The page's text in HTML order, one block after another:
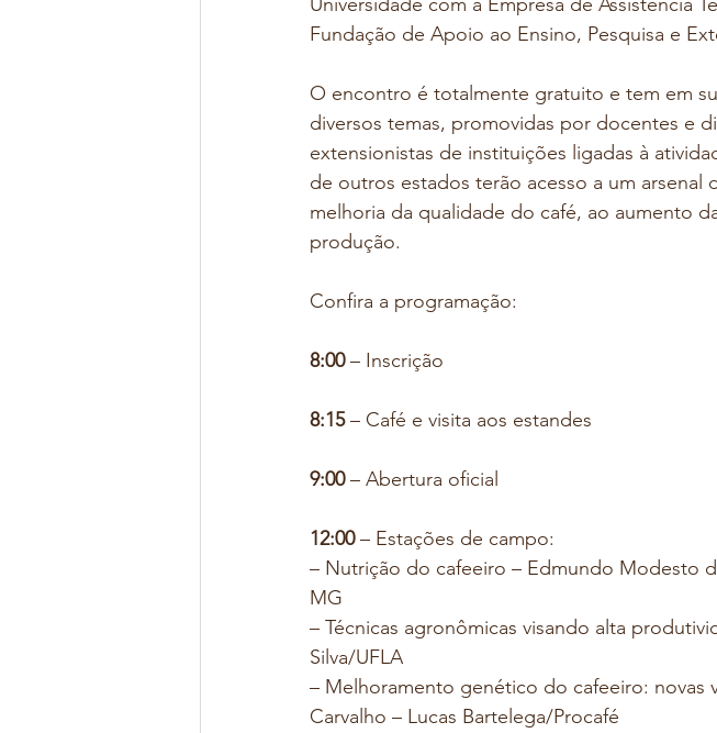
Fundação de Apoio ao Ensino, Pesquisa e
O encontro é totalmente gratuito e tem em
diversos temas, promovidas por docentes e
extensionistas de instituições ligadas à
de outros estados terão acesso a um arsenal
melhoria da qualidade do café, ao aumento
produção.
Confira a programação:
8:00 – Inscrição
8:15 – Café e visita aos estandes
9:00 – Abertura oficial
12:00 – Estações de campo:
– Nutrição do cafeeiro – Edmundo Modesto
MG
– Técnicas agronômicas visando alta
Silva/UFLA
– Melhoramento genético do cafeeiro: novas
Carvalho – Lucas Bartelega/Procafé